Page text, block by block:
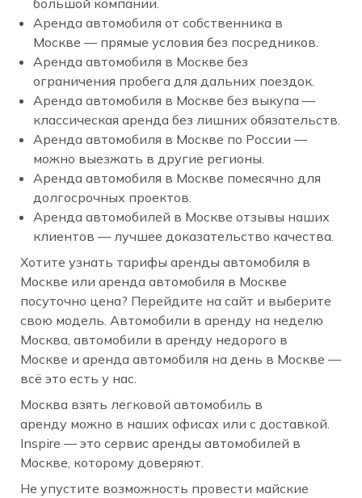
Аренда автомобиля от собственника в
Москве — прямые условия без посредников.
Аренда автомобиля в Москве без
ограничения пробега для дальних поездок.
Аренда автомобиля в Москве без выкупа —
классическая аренда без лишних обязательств.
Аренда автомобиля в Москве по России —
можно выезжать в другие регионы.
Аренда автомобиля в Москве помесячно для
долгосрочных проектов.
Аренда автомобилей в Москве отзывы наших
клиентов — лучшее доказательство качества.
Хотите узнать тарифы аренды автомобиля в
Москве или аренда автомобиля в Москве
посуточно цена? Перейдите на сайт и выберите
свою модель. Автомобили в аренду на неделю
Москва, автомобили в аренду недорого в
Москве и аренда автомобиля на день в Москве —
всё это есть у нас.
Москва взять легковой автомобиль в
аренду можно в наших офисах или с доставкой.
Inspire — это сервис аренды автомобилей в
Москве, которому доверяют.
Не упустите возможность провести майские